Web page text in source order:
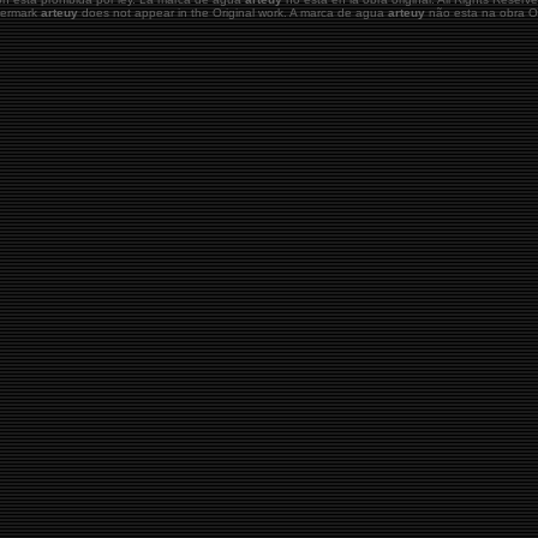
arteuydoes not appear in the Original work. A marca de aguaarteuynão esta na obra